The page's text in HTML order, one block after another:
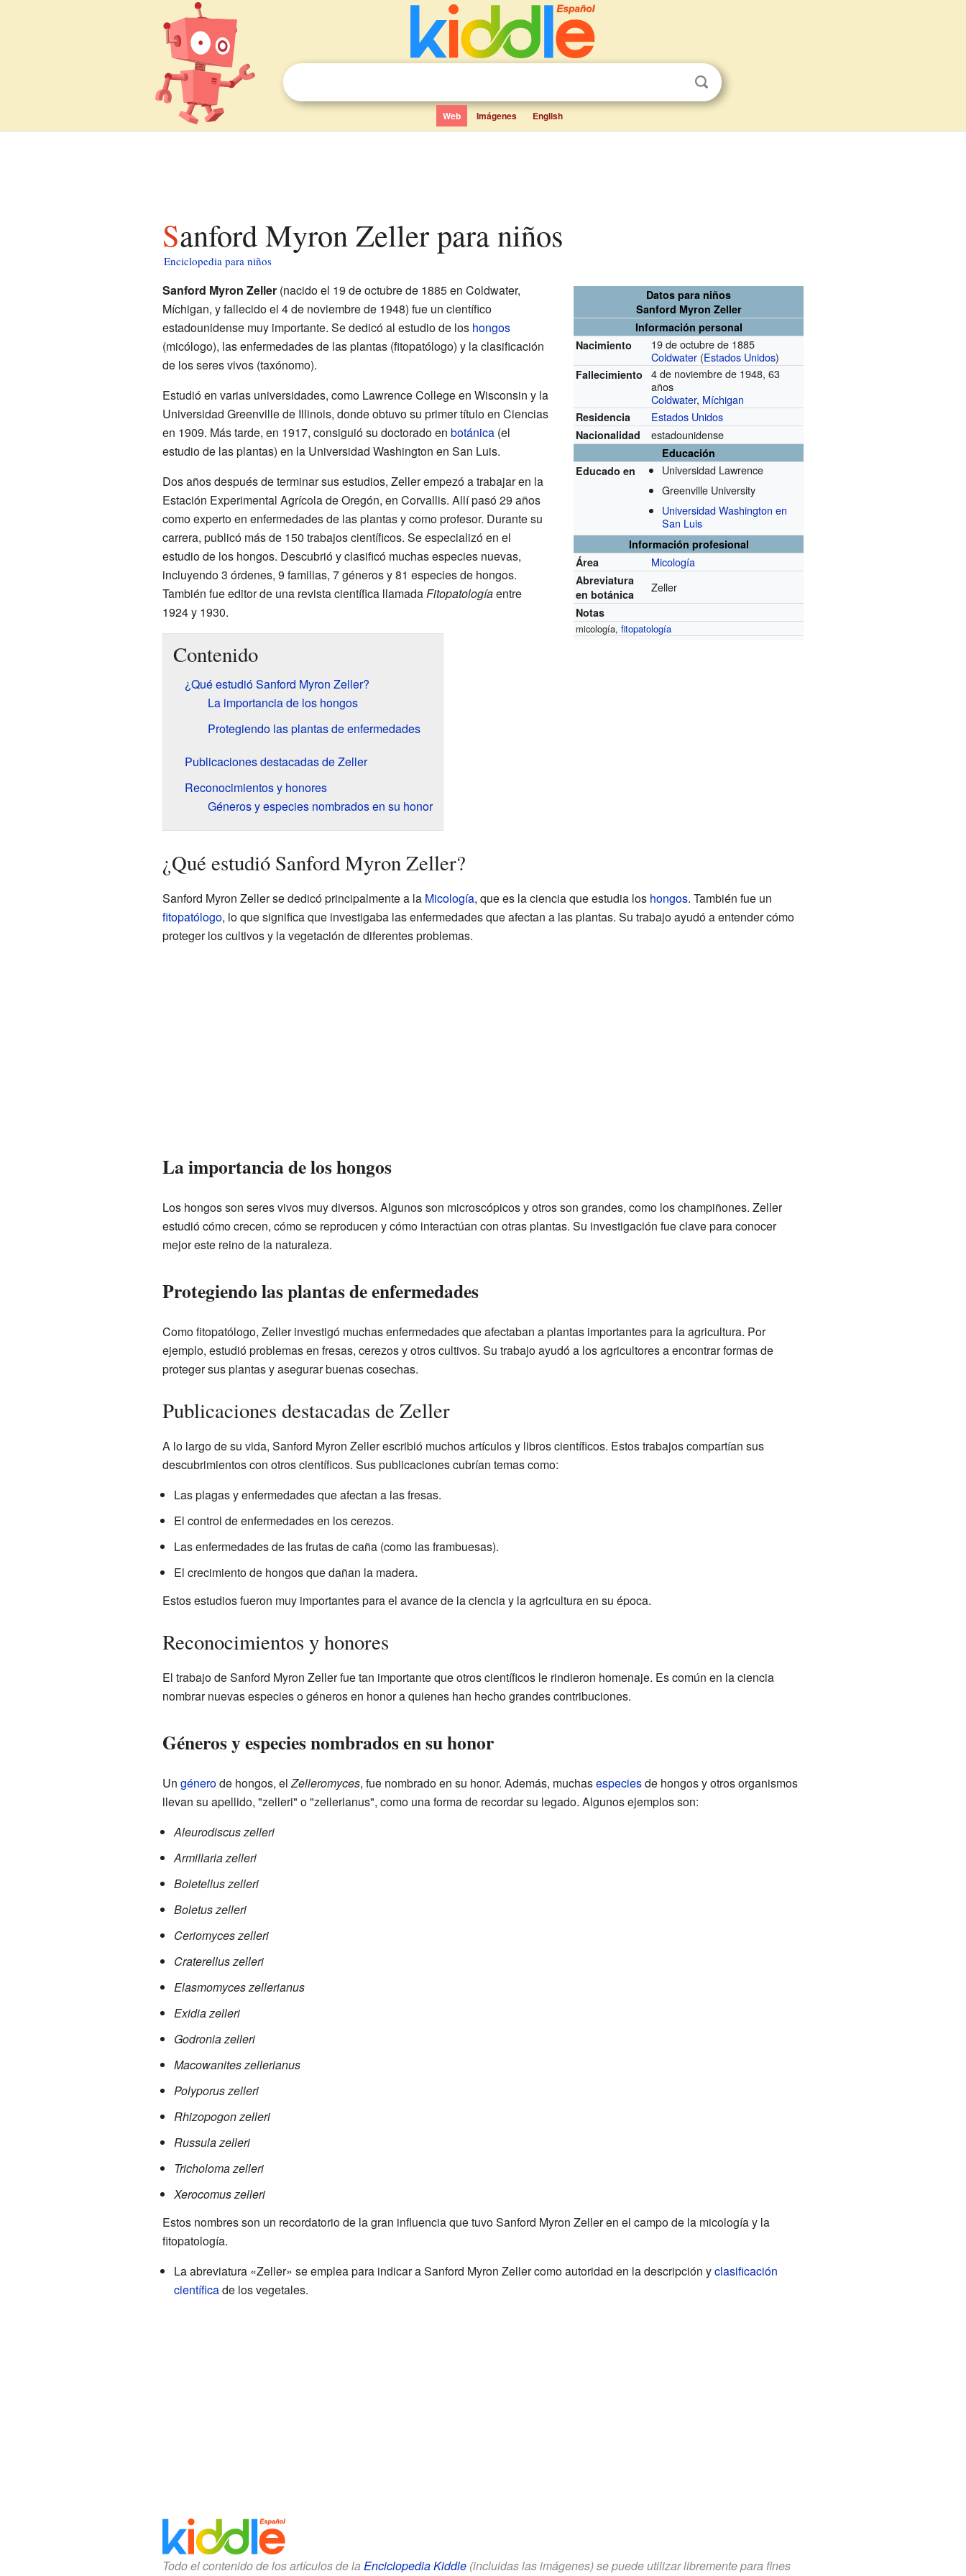
Web Imágenes English
Sanford Myron Zeller para niños
Enciclopedia para niños
Datos para niños
Sanford Myron Zeller
Información personal
Nacimiento
19 de octubre de 1885
Coldwater (Estados Unidos)
Fallecimiento
4 de noviembre de 1948, 63
años
Coldwater, Míchigan
Residencia Estados Unidos
Nacionalidad estadounidense
Educación
Educado en
Universidad Lawrence
Greenville University
Universidad Washington en
San Luis
Información profesional
Área
Micología
Abreviatura
en botánica
Zeller
Notas
micología, fitopatología
Sanford Myron Zeller(nacido el 19 de octubre de 1885 en Coldwater,
Míchigan, y fallecido el 4 de noviembre de 1948) fue un científico
estadounidense muy importante. Se dedicó al estudio de los hongos
(micólogo), las enfermedades de las plantas (fitopatólogo) y la clasificación
de los seres vivos (taxónomo).
Estudió en varias universidades, como Lawrence College en Wisconsin y la
Universidad Greenville de Illinois, donde obtuvo su primer título en Ciencias
en 1909. Más tarde, en 1917, consiguió su doctorado en botánica(el
estudio de las plantas) en la Universidad Washington en San Luis.
Dos años después de terminar sus estudios, Zeller empezó a trabajar en la
Estación Experimental Agrícola de Oregón, en Corvallis. Allí pasó 29 años
como experto en enfermedades de las plantas y como profesor. Durante su
carrera, publicó más de 150 trabajos científicos. Se especializó en el
estudio de los hongos. Descubrió y clasificó muchas especies nuevas,
incluyendo 3 órdenes, 9 familias, 7 géneros y 81 especies de hongos.
También fue editor de una revista científica llamadaFitopatologíaentre
1924 y 1930.
Contenido
¿Qué estudió Sanford Myron Zeller?
La importancia de los hongos
Protegiendo las plantas de enfermedades
Publicaciones destacadas de Zeller
Reconocimientos y honores
Géneros y especies nombrados en su honor
¿Qué estudió Sanford Myron Zeller?
Sanford Myron Zeller se dedicó principalmente a la Micología, que es la ciencia que estudia los hongos. También fue un
fitopatólogo, lo que significa que investigaba las enfermedades que afectan a las plantas. Su trabajo ayudó a entender cómo
proteger los cultivos y la vegetación de diferentes problemas.
La importancia de los hongos
Los hongos son seres vivos muy diversos. Algunos son microscópicos y otros son grandes, como los champiñones. Zeller
estudió cómo crecen, cómo se reproducen y cómo interactúan con otras plantas. Su investigación fue clave para conocer
mejor este reino de la naturaleza.
Protegiendo las plantas de enfermedades
Como fitopatólogo, Zeller investigó muchas enfermedades que afectaban a plantas importantes para la agricultura. Por
ejemplo, estudió problemas en fresas, cerezos y otros cultivos. Su trabajo ayudó a los agricultores a encontrar formas de
proteger sus plantas y asegurar buenas cosechas.
Publicaciones destacadas de Zeller
A lo largo de su vida, Sanford Myron Zeller escribió muchos artículos y libros científicos. Estos trabajos compartían sus
descubrimientos con otros científicos. Sus publicaciones cubrían temas como:
Las plagas y enfermedades que afectan a las fresas.
El control de enfermedades en los cerezos.
Las enfermedades de las frutas de caña (como las frambuesas).
El crecimiento de hongos que dañan la madera.
Estos estudios fueron muy importantes para el avance de la ciencia y la agricultura en su época.
Reconocimientos y honores
El trabajo de Sanford Myron Zeller fue tan importante que otros científicos le rindieron homenaje. Es común en la ciencia
nombrar nuevas especies o géneros en honor a quienes han hecho grandes contribuciones.
Géneros y especies nombrados en su honor
Un génerode hongos, elZelleromyces, fue nombrado en su honor. Además, muchasespeciesde hongos y otros organismos
llevan su apellido, "zelleri" o "zellerianus", como una forma de recordar su legado. Algunos ejemplos son:
Aleurodiscus zelleri
Armillaria zelleri
Boletellus zelleri
Boletus zelleri
Ceriomyces zelleri
Craterellus zelleri
Elasmomyces zellerianus
Exidia zelleri
Godronia zelleri
Macowanites zellerianus
Polyporus zelleri
Rhizopogon zelleri
Russula zelleri
Tricholoma zelleri
Xerocomus zelleri
Estos nombres son un recordatorio de la gran influencia que tuvo Sanford Myron Zeller en el campo de la micología y la
fitopatología.
La abreviatura «Zeller» se emplea para indicar a Sanford Myron Zeller como autoridad en la descripción yclasificación
científicade los vegetales.
Todo el contenido de los artículos de la Enciclopedia Kiddle(incluidas las imágenes) se puede utilizar libremente para fines